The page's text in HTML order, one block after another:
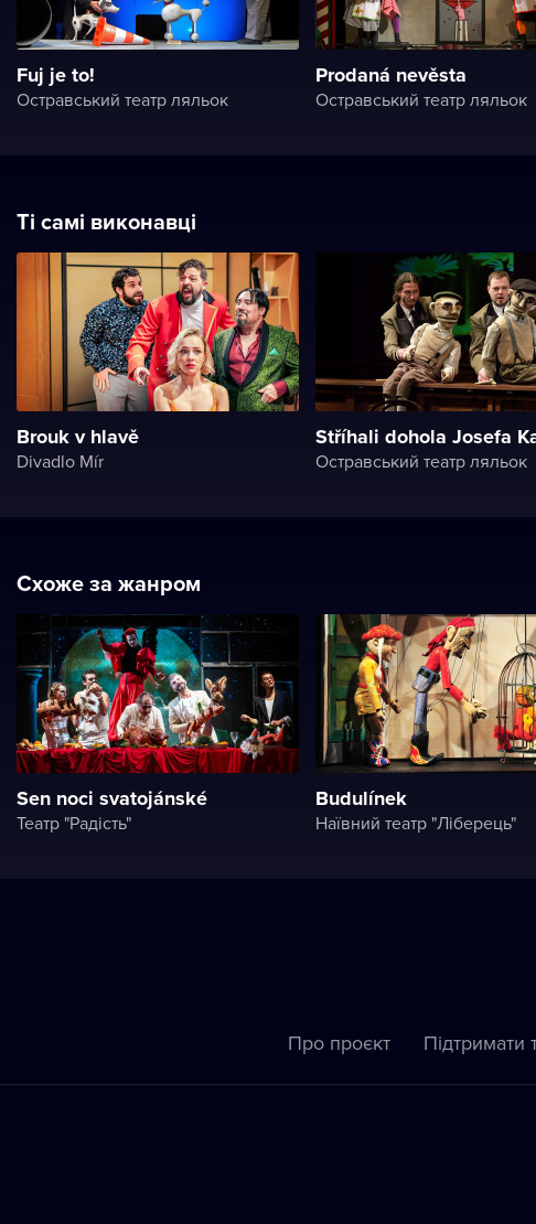
Fuj je to!
Остравський театр ляльок
Prodaná nevěsta
Остравський театр ляльок
Ті самі виконавці
Brouk v hlavě
Divadlo Mír
Stříhali dohola Josefa
Остравський театр ляльок
Схоже за жанром
Sen noci svatojánské
Театр "Радість"
Budulínek
Наївний театр "Ліберець"
Про проєкт Підтримати